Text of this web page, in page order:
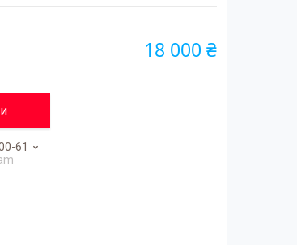
18 000 ₴
61